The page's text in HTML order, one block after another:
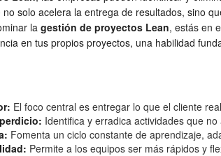
solo acelera la entrega de resultados, sino
lagestión de proyectos Lean, estás en
en tus propios proyectos, una habilidad
El foco central es entregar lo que el cliente
Identifica y erradica actividades que
Fomenta un ciclo constante de aprendizaje,
Permite a los equipos ser más rápidos y